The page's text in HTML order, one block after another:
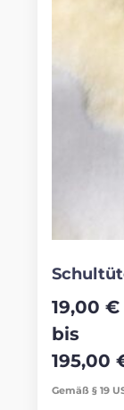
19,00 €
bis
195,00
Gemäß § 19